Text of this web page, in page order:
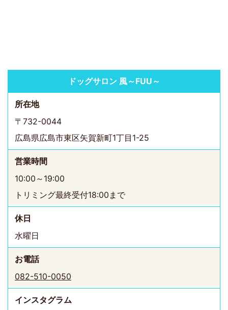
ドッグサロン 風～FUU～
所在地
〒732-0044
広島県広島市東区矢賀新町1丁目1-25
営業時間
10:00～19:00
トリミング最終受付18:00まで
休日
水曜日
お電話
082-510-0050
インスタグラム